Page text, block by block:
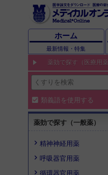
ホーム
最新情報・特集
薬効で探す（医療用薬
類義語を使用する
薬効で探す（一般薬）
精神神経用薬
呼吸器官用薬
循環器官用薬